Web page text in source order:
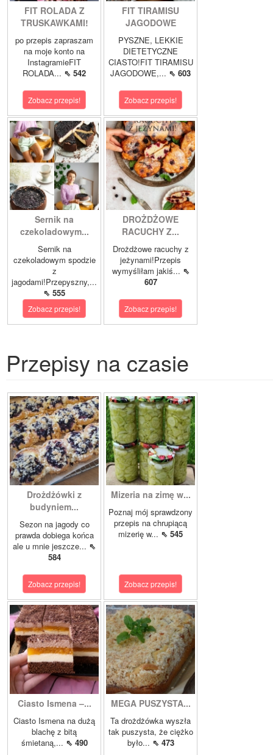
FIT ROLADA Z
TRUSKAWKAMI!
po przepis zapraszam
na moje konto na
InstagramieFIT
ROLADA... ⇖ 542
Zobacz przepis!
FIT TIRAMISU
JAGODOWE
PYSZNE, LEKKIE
DIETETYCZNE
CIASTO!FIT TIRAMISU
JAGODOWE,... ⇖ 603
Zobacz przepis!
Sernik na
czekoladowym...
Sernik na
czekoladowym spodzie
z
jagodami!Przepyszny,...
⇖ 555
Zobacz przepis!
DROŻDŻOWE
RACUCHY Z...
Drożdżowe racuchy z
jeżynami!Przepis
wymyśliłam jakiś... ⇖
607
Zobacz przepis!
Przepisy na czasie
Drożdżówki z
budyniem...
Sezon na jagody co
prawda dobiega końca
ale u mnie jeszcze... ⇖
584
Zobacz przepis!
Mizeria na zimę w...
Poznaj mój sprawdzony
przepis na chrupiącą
mizerię w... ⇖ 545
Zobacz przepis!
Ciasto Ismena –...
Ciasto Ismena na dużą
blachę z bitą
śmietaną,... ⇖ 490
MEGA PUSZYSTA...
Ta drożdżówka wyszła
tak puszysta, że ciężko
było... ⇖ 473